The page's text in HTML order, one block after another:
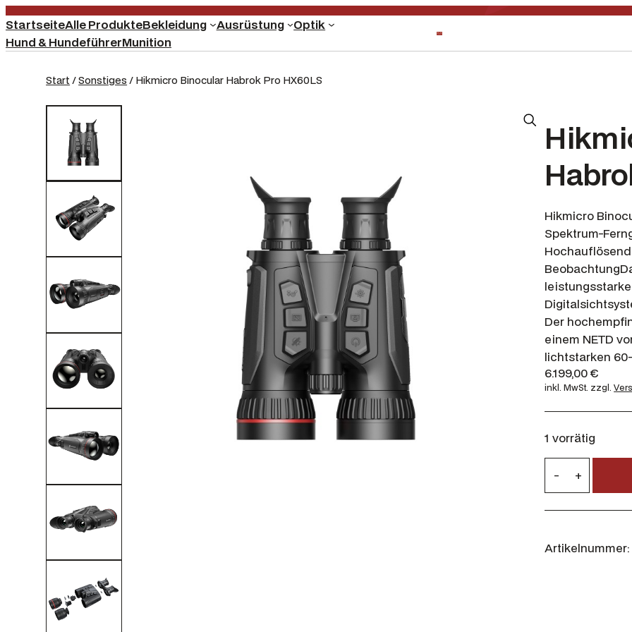
StartseiteAlle ProdukteBekleidung Ausrüstung
Optik
Hund & HundeführerMunition
Start /Sonstiges / Hikmicro Binocular Habrok Pro HX60LS
Hikmicro
Spektrum-
Der
einem NETD
lichtstarken
6.199,00€
inkl. MwSt. zzgl.
1 vorrätig
c
- +
Artikelnummer: